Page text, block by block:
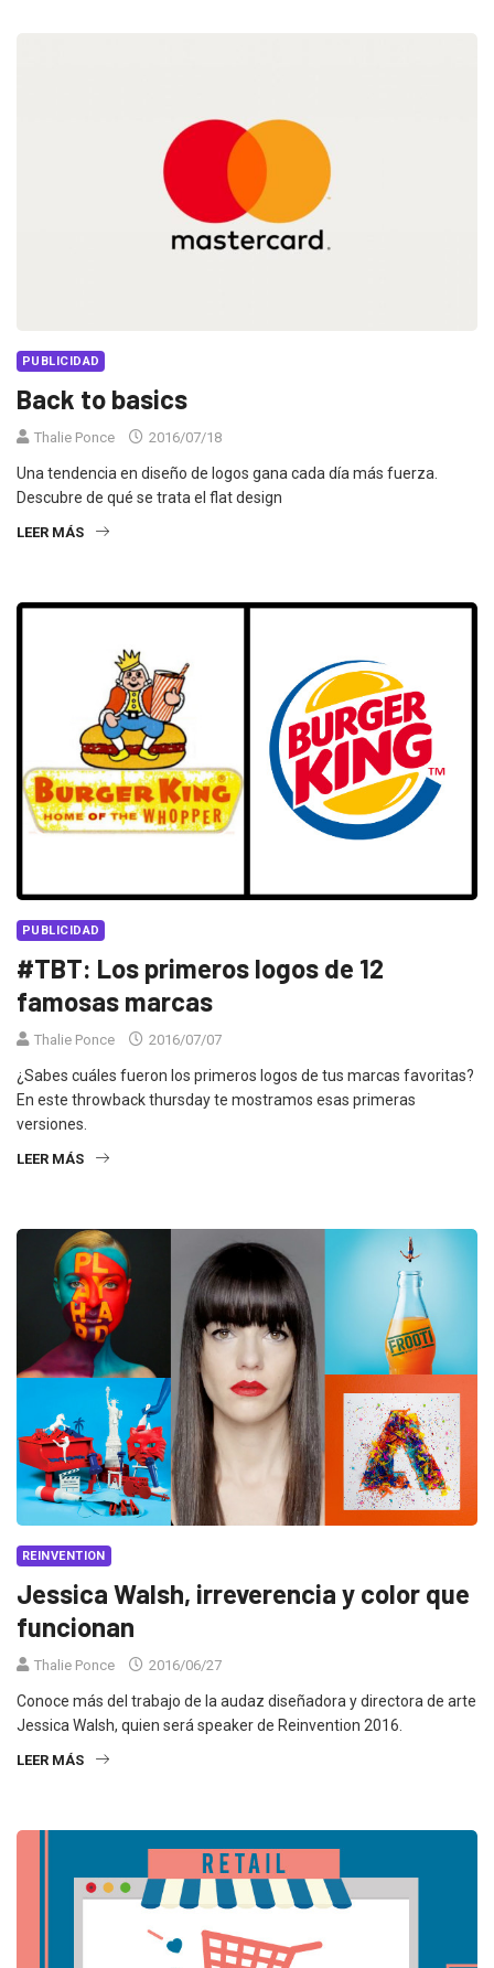
PUBLICIDAD
Back to basics
Thalie Ponce 2016/07/18
Una tendencia en diseño de logos gana cada día más fuerza.
Descubre de qué se trata el flat design
LEER MÁS
PUBLICIDAD
#TBT: Los primeros logos de 12
famosas marcas
Thalie Ponce 2016/07/07
¿Sabes cuáles fueron los primeros logos de tus marcas favoritas?
En este throwback thursday te mostramos esas primeras
versiones.
LEER MÁS
REINVENTION
Jessica Walsh, irreverencia y color que
funcionan
Thalie Ponce 2016/06/27
Conoce más del trabajo de la audaz diseñadora y directora de arte
Jessica Walsh, quien será speaker de Reinvention 2016.
LEER MÁS